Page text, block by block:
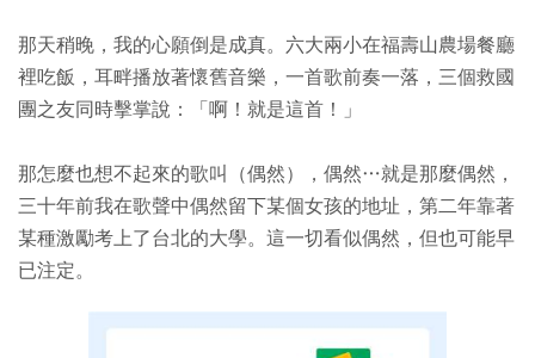
那天稍晚，我的心願倒是成真。六大兩小在福壽山農場餐廳
裡吃飯，耳畔播放著懷舊音樂，一首歌前奏一落，三個救國
團之友同時擊掌說：「啊！就是這首！」
那怎麼也想不起來的歌叫（偶然），偶然…就是那麼偶然，
三十年前我在歌聲中偶然留下某個女孩的地址，第二年靠著
某種激勵考上了台北的大學。這一切看似偶然，但也可能早
已注定。